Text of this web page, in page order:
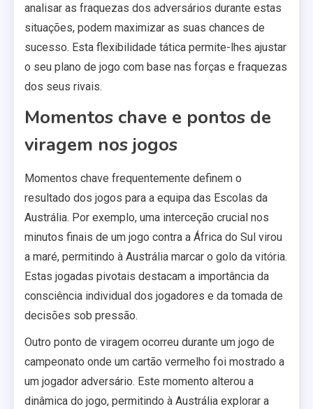
analisar as fraquezas dos adversários durante estas
situações, podem maximizar as suas chances de
sucesso. Esta flexibilidade tática permite-lhes ajustar
o seu plano de jogo com base nas forças e fraquezas
dos seus rivais.
Momentos chave e pontos de
viragem nos jogos
Momentos chave frequentemente definem o
resultado dos jogos para a equipa das Escolas da
Austrália. Por exemplo, uma interceção crucial nos
minutos finais de um jogo contra a África do Sul virou
a maré, permitindo à Austrália marcar o golo da vitória.
Estas jogadas pivotais destacam a importância da
consciência individual dos jogadores e da tomada de
decisões sob pressão.
Outro ponto de viragem ocorreu durante um jogo de
campeonato onde um cartão vermelho foi mostrado a
um jogador adversário. Este momento alterou a
dinâmica do jogo, permitindo à Austrália explorar a